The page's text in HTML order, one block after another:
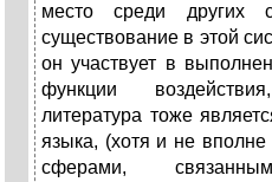
место среди других
существование в этой
он участвует в
функции
литература тоже
языка, (хотя и не вполне
сферами,